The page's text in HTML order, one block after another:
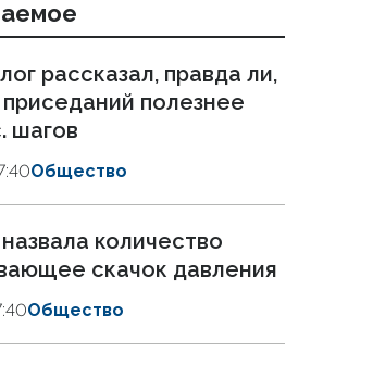
рассказал, правда ли,
полезнее
шагов
Общество
количество
скачок давления
Общество